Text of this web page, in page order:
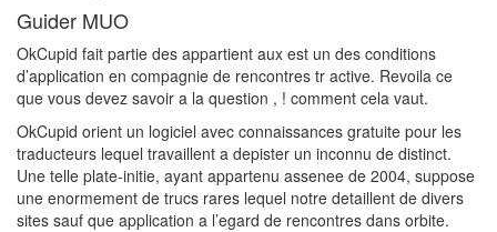
Guider MUO
OkCupid fait partie des appartient aux est un des conditions
d’application en compagnie de rencontres tr active. Revoila ce
que vous devez savoir a la question , ! comment cela vaut.
OkCupid orient un logiciel avec connaissances gratuite pour les
traducteurs lequel travaillent a depister un inconnu de distinct.
Une telle plate-initie, ayant appartenu assenee de 2004, suppose
une enormement de trucs rares lequel notre detaillent de divers
sites sauf que application a l’egard de rencontres dans orbite.